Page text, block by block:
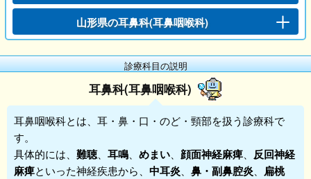
山形県の耳鼻科(耳鼻咽喉科)
診療科目の説明
耳鼻科(耳鼻咽喉科)
耳鼻咽喉科とは、耳・鼻・口・のど・頸部を扱う診療科で
す。
具体的には、 難聴、 耳鳴 めまい 顔面神経麻痺
反回神経
麻痺といった神経疾患から、 中耳炎 鼻・副鼻腔炎
扁桃